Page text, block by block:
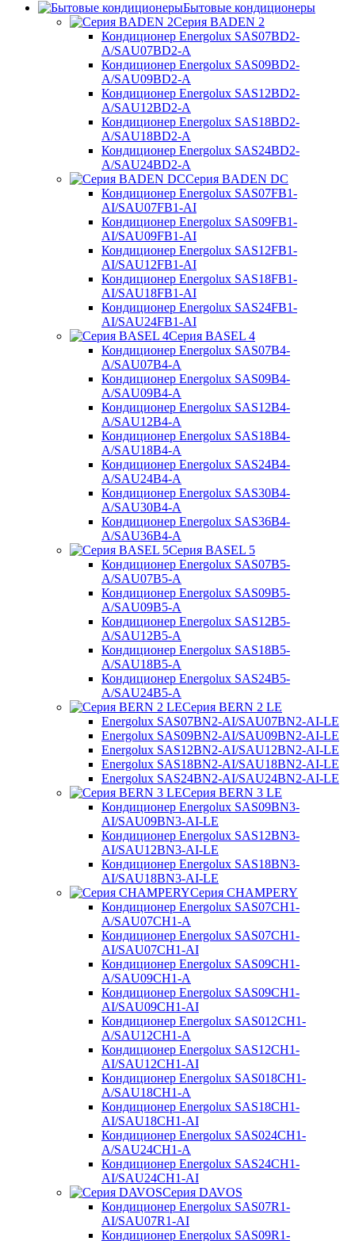
Бытовые кондиционеры
Серия BADEN 2
Кондиционер Energolux SAS07BD2-
A/SAU07BD2-A
Кондиционер Energolux SAS09BD2-
A/SAU09BD2-A
Кондиционер Energolux SAS12BD2-
A/SAU12BD2-A
Кондиционер Energolux SAS18BD2-
A/SAU18BD2-A
Кондиционер Energolux SAS24BD2-
A/SAU24BD2-A
Серия BADEN DC
Кондиционер Energolux SAS07FB1-
AI/SAU07FB1-AI
Кондиционер Energolux SAS09FB1-
AI/SAU09FB1-AI
Кондиционер Energolux SAS12FB1-
AI/SAU12FB1-AI
Кондиционер Energolux SAS18FB1-
AI/SAU18FB1-AI
Кондиционер Energolux SAS24FB1-
AI/SAU24FB1-AI
Серия BASEL 4
Кондиционер Energolux SAS07B4-
A/SAU07B4-A
Кондиционер Energolux SAS09B4-
A/SAU09B4-A
Кондиционер Energolux SAS12B4-
A/SAU12B4-A
Кондиционер Energolux SAS18B4-
A/SAU18B4-A
Кондиционер Energolux SAS24B4-
A/SAU24B4-A
Кондиционер Energolux SAS30B4-
A/SAU30B4-A
Кондиционер Energolux SAS36B4-
A/SAU36B4-A
Серия BASEL 5
Кондиционер Energolux SAS07B5-
A/SAU07B5-A
Кондиционер Energolux SAS09B5-
A/SAU09B5-A
Кондиционер Energolux SAS12B5-
A/SAU12B5-A
Кондиционер Energolux SAS18B5-
A/SAU18B5-A
Кондиционер Energolux SAS24B5-
A/SAU24B5-A
Серия BERN 2 LE
Energolux SAS07BN2-AI/SAU07BN2-AI-LE
Energolux SAS09BN2-AI/SAU09BN2-AI-LE
Energolux SAS12BN2-AI/SAU12BN2-AI-LE
Energolux SAS18BN2-AI/SAU18BN2-AI-LE
Energolux SAS24BN2-AI/SAU24BN2-AI-LE
Серия BERN 3 LE
Кондиционер Energolux SAS09BN3-
AI/SAU09BN3-AI-LE
Кондиционер Energolux SAS12BN3-
AI/SAU12BN3-AI-LE
Кондиционер Energolux SAS18BN3-
AI/SAU18BN3-AI-LE
Серия CHAMPERY
Кондиционер Energolux SAS07CH1-
A/SAU07CH1-A
Кондиционер Energolux SAS07CH1-
AI/SAU07CH1-AI
Кондиционер Energolux SAS09CH1-
A/SAU09CH1-A
Кондиционер Energolux SAS09CH1-
AI/SAU09CH1-AI
Кондиционер Energolux SAS012CH1-
A/SAU12CH1-A
Кондиционер Energolux SAS12CH1-
AI/SAU12CH1-AI
Кондиционер Energolux SAS018CH1-
A/SAU18CH1-A
Кондиционер Energolux SAS18CH1-
AI/SAU18CH1-AI
Кондиционер Energolux SAS024CH1-
A/SAU24CH1-A
Кондиционер Energolux SAS24CH1-
AI/SAU24CH1-AI
Серия DAVOS
Кондиционер Energolux SAS07R1-
AI/SAU07R1-AI
Кондиционер Energolux SAS09R1-